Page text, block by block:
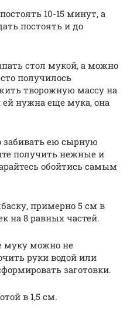
10-15 минут, а
постоять и до
стол мукой, а можно
получилось
творожную массу на
ей нужна еще мука, она
забивать ею сырную
получить нежные и
обойтись самым
примерно 5 см в
на 8 равных частей.
муку можно не
руки водой или
заготовки.
в 1,5 см.